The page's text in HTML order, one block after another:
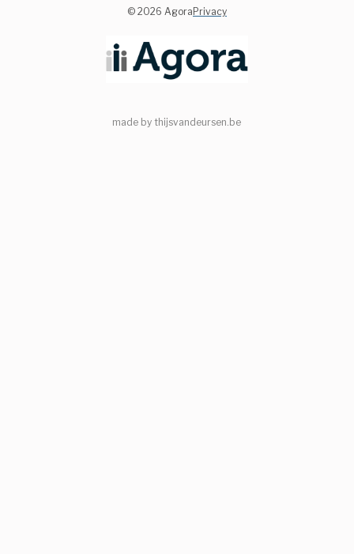
© 2026 Agora Privacy
made by thijsvandeursen.be